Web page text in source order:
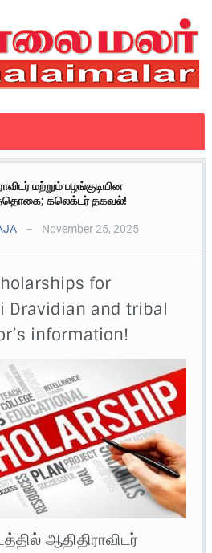
மற்றும் பழங்குடியின
கலெக்டர் தகவல்!
— November 25, 2025
for
Dravidian and tribal
information!
ஆதிதிராவிடர்